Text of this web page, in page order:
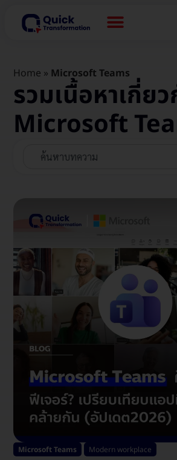
Home » Microsoft Teams
รวมเนื้อหาเกี่ย
Microsoft
Microsoft Teams Modern workplace